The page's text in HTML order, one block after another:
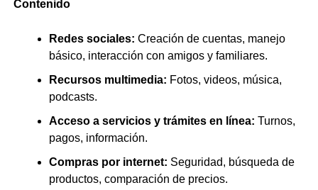
Contenido
Redes sociales: Creación de cuentas, manejo
básico, interacción con amigos y familiares.
Recursos multimedia: Fotos, videos, música,
podcasts.
Acceso a servicios y trámites en línea: Turnos,
pagos, información.
Compras por internet: Seguridad, búsqueda de
productos, comparación de precios.